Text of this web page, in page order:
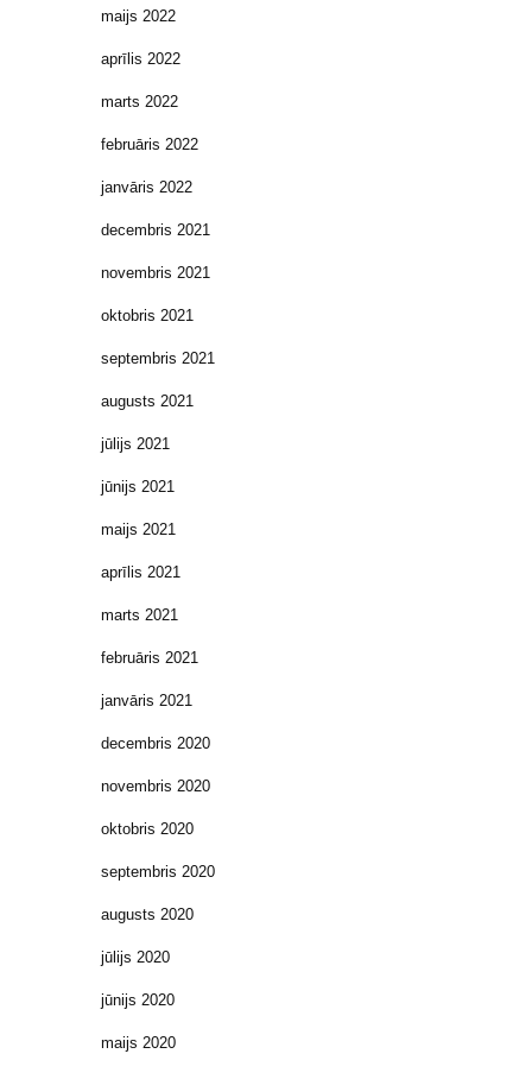
maijs 2022
aprīlis 2022
marts 2022
februāris 2022
janvāris 2022
decembris 2021
novembris 2021
oktobris 2021
septembris 2021
augusts 2021
jūlijs 2021
jūnijs 2021
maijs 2021
aprīlis 2021
marts 2021
februāris 2021
janvāris 2021
decembris 2020
novembris 2020
oktobris 2020
septembris 2020
augusts 2020
jūlijs 2020
jūnijs 2020
maijs 2020